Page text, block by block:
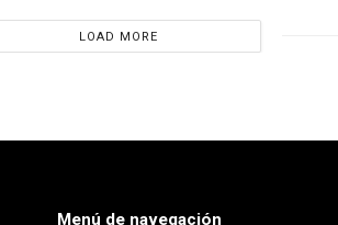
LOAD MORE
Menú de navegación